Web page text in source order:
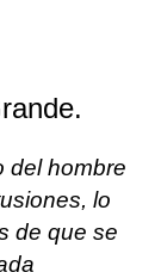
del hombre
lo
de que se